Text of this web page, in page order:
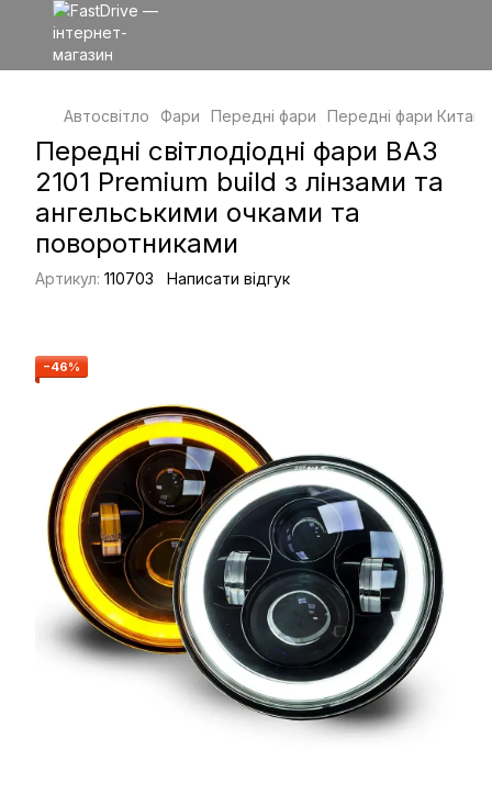
Автосвітло Фари Передні фари Передні фари Китай
Передні світлодіодні фари ВАЗ
2101 Premium build з лінзами та
ангельськими очками та
поворотниками
Артикул: 110703 Написати відгук
−46%